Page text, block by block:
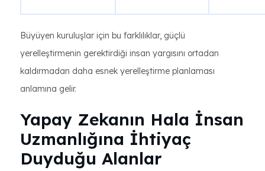
Büyüyen kuruluşlar için bu farklılıklar, güçlü
yerelleştirmenin gerektirdiği insan yargısını ortadan
kaldırmadan daha esnek yerelleştirme planlaması
anlamına gelir.
Yapay Zekanın Hala İnsan
Uzmanlığına İhtiyaç
Duyduğu Alanlar